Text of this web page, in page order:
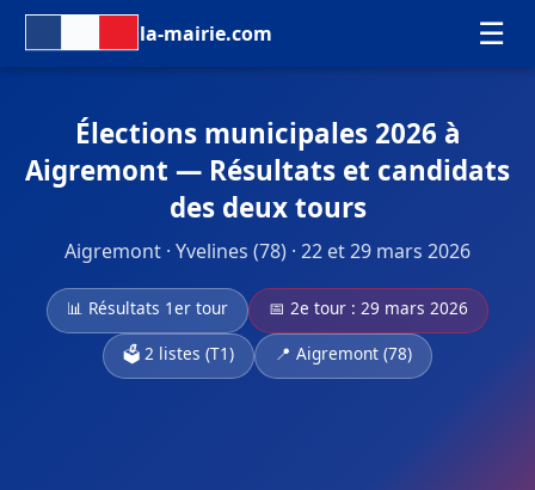
la-mairie.com ☰
Élections municipales 2026 à
Aigremont — Résultats et candidats
des deux tours
Aigremont · Yvelines (78) · 22 et 29 mars 2026
📊 Résultats 1er tour
📅 2e tour : 29 mars 2026
🗳️ 2 listes (T1)
📍 Aigremont (78)